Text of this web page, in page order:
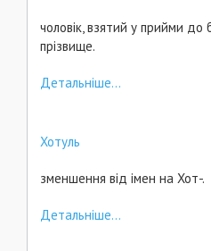
чоловік, взятий у прийми до
прізвище.
Детальніше...
Хотуль
зменшення від імен на Хот-.
Детальніше...